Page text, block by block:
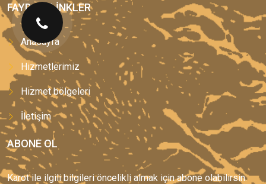
FAYDALI LINKLER
Anasayfa
Hizmetlerimiz
Hizmet bölgeleri
İletişim
ABONE OL
Karot ile ilgili bilgileri öncelikli almak için abone olabilirsin.